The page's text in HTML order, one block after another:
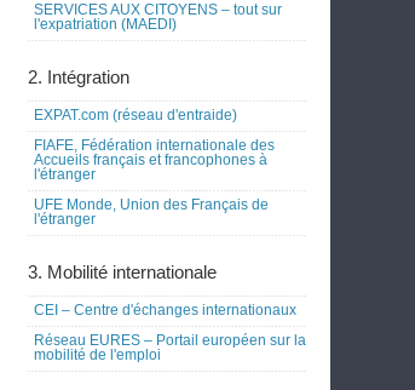
SERVICES AUX CITOYENS – tout sur
l'expatriation (MAEDI)
2. Intégration
EXPAT.com (réseau d'entraide)
FIAFE, Fédération internationale des
Accueils français et francophones à
l'étranger
UFE Monde, Union des Français de
l'étranger
3. Mobilité internationale
CEI – Centre d'échanges internationaux
Réseau EURES – Portail européen sur la
mobilité de l'emploi